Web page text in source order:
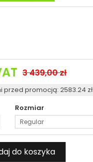
3 439,00 zł
przed promocją: 2583.24 zł
Rozmiar
Regular
do koszyka